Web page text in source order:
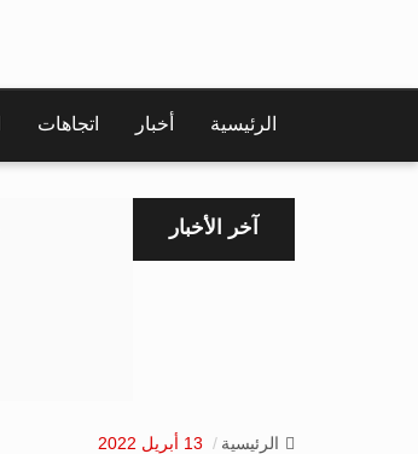
الرئيسية أخبار اتجاهات
آخر الأخبار
الرئيسية 13 أبريل 2022